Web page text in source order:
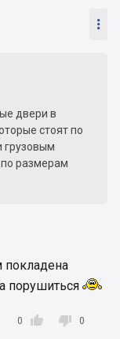

двери в
стоят по
грузовым
размерам
покладена
порушиться

0  0